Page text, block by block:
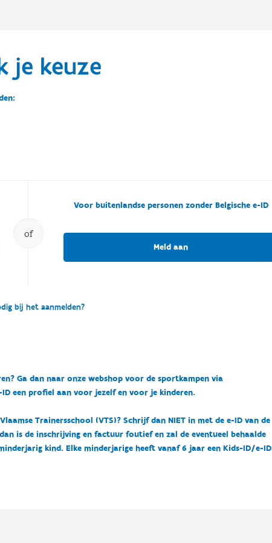
je keuze
of
Voor buitenlandse personen zonder Belgische e-ID
Meld aan
bij het aanmelden?
Ga dan naar onze webshop voor de sportkampen via
een profiel aan voor jezelf en voor je kinderen.
Trainersschool (VTS)? Schrijf dan NIET in met de e-ID van de
is de inschrijving en factuur foutief en zal de eventueel behaalde
kind. Elke minderjarige heeft vanaf 6 jaar een Kids-ID/e-ID